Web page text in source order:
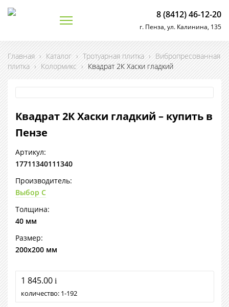
8 (8412) 46-12-20
г. Пенза, ул. Калинина, 135
Главная › Каталог › Тротуарная плитка › Вибропресованная
плитка › Колормикс › Квадрат 2К Хаски гладкий
Квадрат 2К Хаски гладкий – купить в
Пензе
Артикул:
17711340111340
Производитель:
Выбор С
Толщина:
40 мм
Размер:
200х200 мм
1 845.00 i
количество: 1 192